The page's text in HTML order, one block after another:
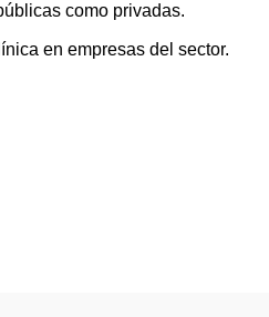
como privadas.
en empresas del sector.